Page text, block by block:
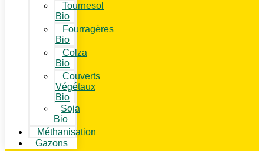
Tournesol
Bio
Fourragères
Bio
Colza
Bio
Couverts
Végétaux
Bio
Soja
Bio
Méthanisation
Gazons